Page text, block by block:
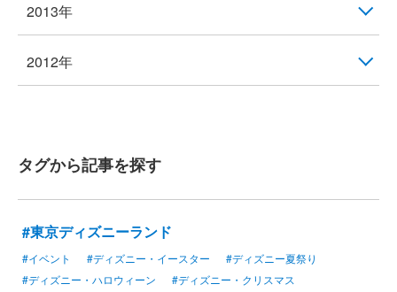
2013年
2012年
タグから記事を探す
#東京ディズニーランド
#イベント #ディズニー・イースター
#ディズニー夏祭り
#ディズニー・ハロウィーン
#ディズニー・クリスマス